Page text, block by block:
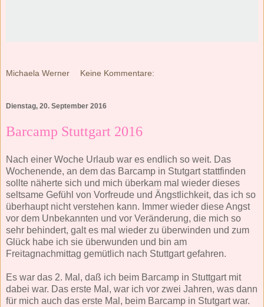
Michaela Werner Keine Kommentare:
Dienstag, 20. September 2016
Barcamp Stuttgart 2016
Nach einer Woche Urlaub war es endlich so weit. Das
Wochenende, an dem das Barcamp in Stutgart stattfinden
sollte näherte sich und mich überkam mal wieder dieses
seltsame Gefühl von Vorfreude und Ängstlichkeit, das ich so
überhaupt nicht verstehen kann. Immer wieder diese Angst
vor dem Unbekannten und vor Veränderung, die mich so
sehr behindert, galt es mal wieder zu überwinden und zum
Glück habe ich sie überwunden und bin am
Freitagnachmittag gemütlich nach Stuttgart gefahren.
Es war das 2. Mal, daß ich beim Barcamp in Stuttgart mit
dabei war. Das erste Mal, war ich vor zwei Jahren, was dann
für mich auch das erste Mal, beim Barcamp in Stutgart war.